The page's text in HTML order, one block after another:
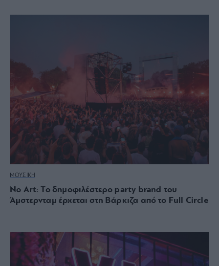
ΜΟΥΣΙΚΗ
No Art: Το δημοφιλέστερο party brand του
Άμστερνταμ έρχεται στη Βάρκιζα από το Full Circle